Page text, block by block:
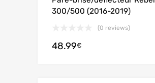
300/500 (2016-2019)
(0 reviews)
48.99€